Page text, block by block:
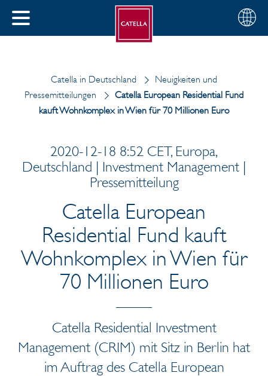
SCHLIESSEN
Wählen
Sie
Deutsch
Catella in Deutschland
Neuigkeiten und
Pressemitteilungen
Catella European Residential Fund
kauft Wohnkomplex in Wien für 70 Millionen Euro
2020-12-18 8:52 CET, Europa,
Deutschland | Investment Management |
Pressemitteilung
Catella European
Residential Fund kauft
Wohnkomplex in Wien für
70 Millionen Euro
Catella Residential Investment
Management (CRIM) mit Sitz in Berlin hat
im Auftrag des Catella European